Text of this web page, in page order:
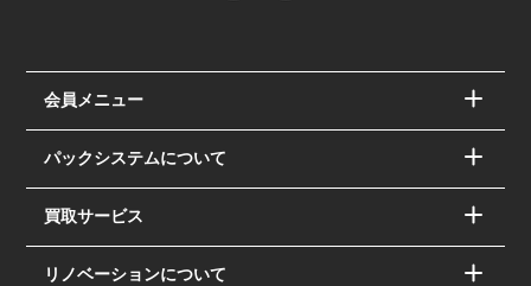
会員メニュー
パックシステムについて
買取サービス
リノベーションについて